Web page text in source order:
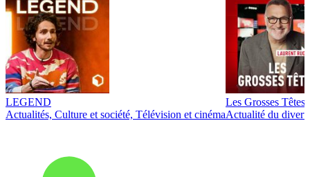
LEGEND
Actualités, Culture et société, Télévision et cinéma
Les Grosses Têtes
Actualité du